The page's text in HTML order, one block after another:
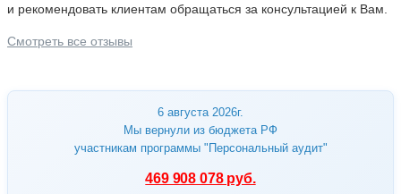
6 августа 2026г.
Мы вернули из бюджета РФ
участникам программы "Персональный аудит"
469 908 078 руб.
и рекомендовать клиентам обращаться за консультацией к Вам.
Смотреть все отзывы